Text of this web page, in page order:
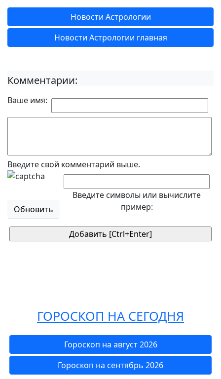
Новости Астрологии
Новости Астрологии главная
Комментарии:
Ваше имя:
Введите свой комментарий выше.
Обновить
Введите символы или вычислите
пример:
ГОРОСКОП НА СЕГОДНЯ
Гороскоп на август 2026
Гороскоп на сентябрь 2026